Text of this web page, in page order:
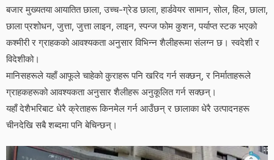
बजार मुख्यतया आयातित छाला, उच्च-ग्रेड छाला, हार्डवेयर सामान, सोल, हिल, छाला,
छाला प्रशोधन, जुत्ता, जुत्ता लाइन, लाइन, स्पन्ज फोम कुशन, पर्याप्त स्टक भएको
कश्मीरी र ग्राहकको आवश्यकता अनुसार विभिन्न शैलीहरूमा संलग्न छ। स्वदेशी र
विदेशीको।
मानिसहरूले यहाँ आफूले चाहेको कुराहरू पनि खरिद गर्न सक्छन्, र निर्माताहरूले
ग्राहकहरूको आवश्यकता अनुसार शैलीहरू अनुकूलित गर्न सक्छन्।
यहाँ देशैभरिबाट धेरै क्रेताहरू किनमेल गर्न आउँछन् र छालाका धेरै उत्पादनहरू
चीनदेखि सबै शब्दमा पनि बेचिन्छन्।